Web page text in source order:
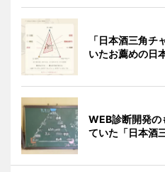
「日本酒三角チ
いたお薦めの日
WEB診断開発の
ていた「日本酒